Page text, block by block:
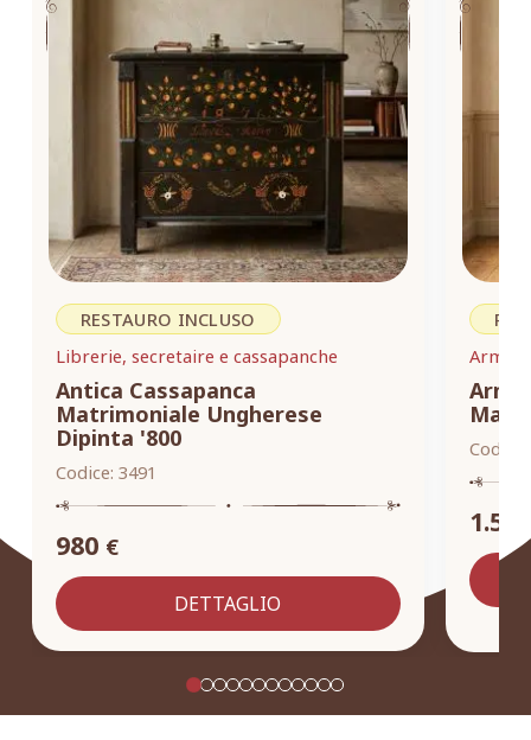
RESTAURO INCLUSO
Librerie, secretaire e cassapanche
Antica Cassapanca
Matrimoniale Ungherese
Dipinta '800
Codice: 3491
980 €
DETTAGLIO
Codice: